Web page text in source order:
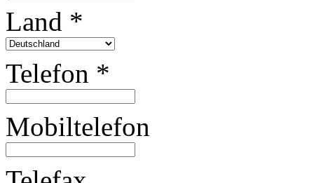
Land *
Telefon *
Mobiltelefon